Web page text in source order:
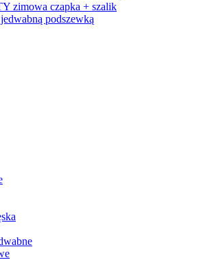
zimowa czapka + szalik
podszewką